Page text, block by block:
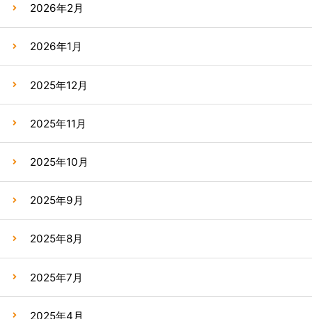
2026年2月
2026年1月
2025年12月
2025年11月
2025年10月
2025年9月
2025年8月
2025年7月
2025年4月